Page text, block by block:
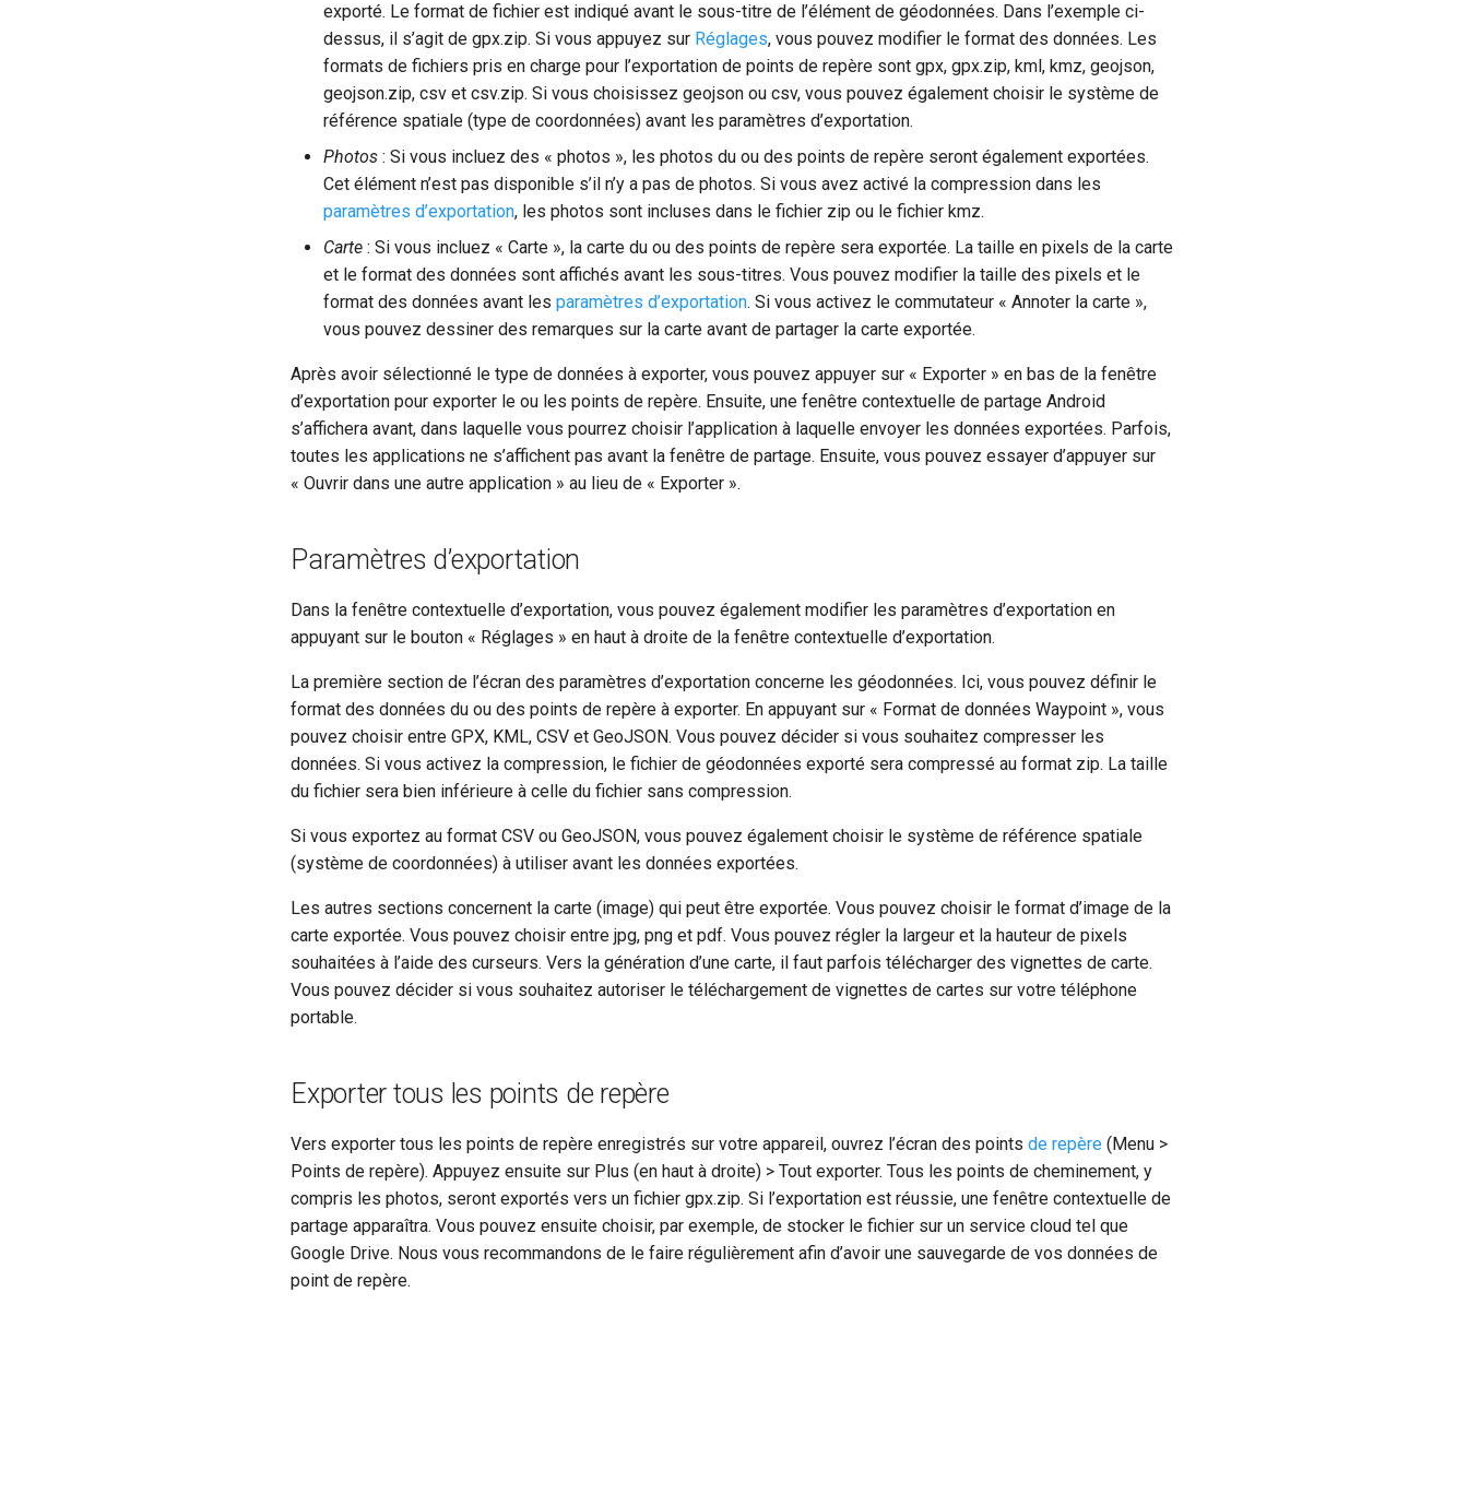
exporté. Le format de fichier est indiqué avant le sous-titre de l’élément de géodonnées. Dans l’exemple ci-
dessus, il s’agit de gpx.zip. Si vous appuyez sur Réglages, vous pouvez modifier le format des données. Les
formats de fichiers pris en charge pour l’exportation de points de repère sont gpx, gpx.zip, kml, kmz, geojson,
geojson.zip, csv et csv.zip. Si vous choisissez geojson ou csv, vous pouvez également choisir le système de
référence spatiale (type de coordonnées) avant les paramètres d’exportation.
Photos : Si vous incluez des « photos », les photos du ou des points de repère seront également exportées.
Cet élément n’est pas disponible s’il n’y a pas de photos. Si vous avez activé la compression dans les
paramètres d’exportation, les photos sont incluses dans le fichier zip ou le fichier kmz.
Carte : Si vous incluez « Carte », la carte du ou des points de repère sera exportée. La taille en pixels de la carte
et le format des données sont affichés avant les sous-titres. Vous pouvez modifier la taille des pixels et le
format des données avant les paramètres d’exportation. Si vous activez le commutateur « Annoter la carte »,
vous pouvez dessiner des remarques sur la carte avant de partager la carte exportée.
Après avoir sélectionné le type de données à exporter, vous pouvez appuyer sur « Exporter » en bas de la fenêtre
d’exportation pour exporter le ou les points de repère. Ensuite, une fenêtre contextuelle de partage Android
s’affichera avant, dans laquelle vous pourrez choisir l’application à laquelle envoyer les données exportées. Parfois,
toutes les applications ne s’affichent pas avant la fenêtre de partage. Ensuite, vous pouvez essayer d’appuyer sur
« Ouvrir dans une autre application » au lieu de « Exporter ».
Paramètres d’exportation
Dans la fenêtre contextuelle d’exportation, vous pouvez également modifier les paramètres d’exportation en
appuyant sur le bouton « Réglages » en haut à droite de la fenêtre contextuelle d’exportation.
La première section de l’écran des paramètres d’exportation concerne les géodonnées. Ici, vous pouvez définir le
format des données du ou des points de repère à exporter. En appuyant sur « Format de données Waypoint », vous
pouvez choisir entre GPX, KML, CSV et GeoJSON. Vous pouvez décider si vous souhaitez compresser les
données. Si vous activez la compression, le fichier de géodonnées exporté sera compressé au format zip. La taille
du fichier sera bien inférieure à celle du fichier sans compression.
Si vous exportez au format CSV ou GeoJSON, vous pouvez également choisir le système de référence spatiale
(système de coordonnées) à utiliser avant les données exportées.
Les autres sections concernent la carte (image) qui peut être exportée. Vous pouvez choisir le format d’image de la
carte exportée. Vous pouvez choisir entre jpg, png et pdf. Vous pouvez régler la largeur et la hauteur de pixels
souhaitées à l’aide des curseurs. Vers la génération d’une carte, il faut parfois télécharger des vignettes de carte.
Vous pouvez décider si vous souhaitez autoriser le téléchargement de vignettes de cartes sur votre téléphone
portable.
Exporter tous les points de repère
Vers exporter tous les points de repère enregistrés sur votre appareil, ouvrez l’écran des points de repère (Menu >
Points de repère). Appuyez ensuite sur Plus (en haut à droite) > Tout exporter. Tous les points de cheminement, y
compris les photos, seront exportés vers un fichier gpx.zip. Si l’exportation est réussie, une fenêtre contextuelle de
partage apparaîtra. Vous pouvez ensuite choisir, par exemple, de stocker le fichier sur un service cloud tel que
Google Drive. Nous vous recommandons de le faire régulièrement afin d’avoir une sauvegarde de vos données de
point de repère.